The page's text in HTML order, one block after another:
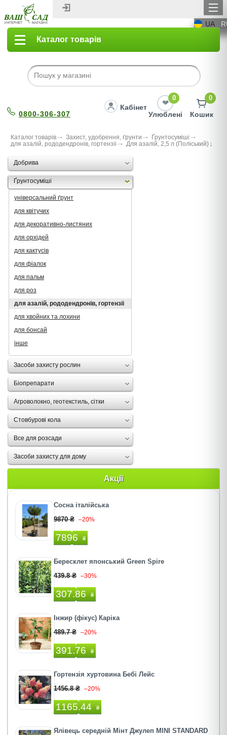
UA
Каталог товарів
0800-306-307
Кабінет
0
Улюблені
0
Кошик
Каталог товарів Захист, удобрення, ґрунти
Ґрунтосуміші
для азалій, рододендронів, гортензii
Для азалій, 2,5 л (Поліський)
Добрива
Ґрунтосуміші
універсальний ґрунт
для квітучих
для декоративно-листяних
для орхідей
для кактусів
для фіалок
для пальм
для роз
для азалій, рододендронів, гортензii
для хвойних та лохини
для бонсай
інше
Засоби захисту рослин
Біопрепарати
Агроволокно, геотекстиль, сітки
Стовбурові кола
Все для розсади
Засоби захисту для дому
Акції
Сосна італійська
9870 ₴ –20%
7896 ₴
Бересклет японський Green Spire
439.8 ₴ –30%
307.86 ₴
Інжир (фікус) Каріка
489.7 ₴ –20%
391.76 ₴
Гортензія хуртовина Бебі Лейс
1456.8 ₴ –20%
1165.44 ₴
Ялівець середній Мінт Джулеп MINI STANDARD